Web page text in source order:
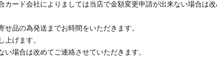
カード会社によりましては当店で金額変更申請が出来ない場合は
せ品の為発送までお時間をいただきます。
上げます。
い場合は改めてご連絡させていただきます。